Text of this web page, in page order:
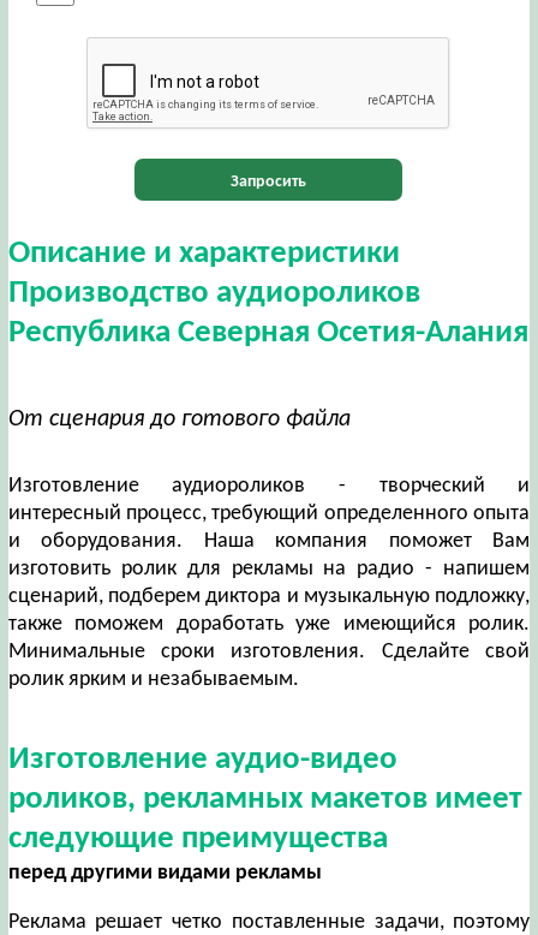
Запросить
Описание и характеристики
Производство аудиороликов
Республика Северная Осетия-Алания
От сценария до готового файла
Изготовление аудиороликов - творческий и
интересный процесс, требующий определенного опыта
и оборудования. Наша компания поможет Вам
изготовить ролик для рекламы на радио - напишем
сценарий, подберем диктора и музыкальную подложку,
также поможем доработать уже имеющийся ролик.
Минимальные сроки изготовления. Сделайте свой
ролик ярким и незабываемым.
Изготовление аудио-видео
роликов, рекламных макетов имеет
следующие преимущества
перед другими видами рекламы
Реклама решает четко поставленные задачи, поэтому